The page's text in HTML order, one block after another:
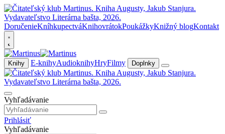
DoručenieKníhkupectváKnihovrátokPoukážkyKnižný blogKontakt
Knihy E-knihyAudioknihyHryFilmy Doplnky
Vyhľadávanie
Prihlásiť
Vyhľadávanie